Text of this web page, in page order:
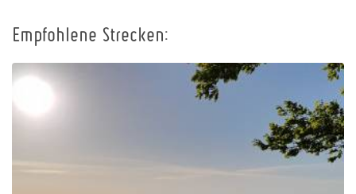
Empfohlene Strecken: